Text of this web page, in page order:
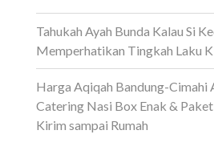
Tahukah Ayah Bunda Kalau Si
Memperhatikan Tingkah Laku
Harga Aqiqah Bandung-Cimahi
Catering Nasi Box Enak &
Kirim sampai Rumah